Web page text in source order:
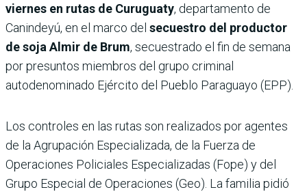
viernes en rutas de Curuguaty, departamento de
Canindeyú, en el marco del secuestro del productor
de soja Almir de Brum, secuestrado el fin de semana
por presuntos miembros del grupo criminal
autodenominado Ejército del Pueblo Paraguayo (EPP).
Los controles en las rutas son realizados por agentes
de la Agrupación Especializada, de la Fuerza de
Operaciones Policiales Especializadas (Fope) y del
Grupo Especial de Operaciones (Geo). La familia pidió